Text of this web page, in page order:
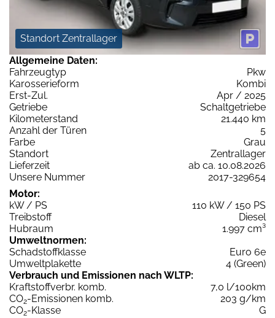
Standort Zentrallager
Allgemeine Daten:
Fahrzeugtyp
Pkw
Karosserieform
Kombi
Erst-Zul.
Apr / 2025
Getriebe
Schaltgetriebe
Kilometerstand
21.440 km
Anzahl der Türen
5
Farbe
Grau
Standort
Zentrallager
Lieferzeit
ab ca. 10.08.2026
Unsere Nummer
2017-329654
Motor:
kW / PS
110 kW / 150 PS
Treibstoff
Diesel
Hubraum
1.997 cm³
Umweltnormen:
Schadstoffklasse
Euro 6e
Umweltplakette
4 (Green)
Verbrauch und Emissionen nach WLTP:
Kraftstoffverbr. komb.
7,0 l/100km
CO2-Emissionen komb.
203 g/km
CO2-Klasse
G